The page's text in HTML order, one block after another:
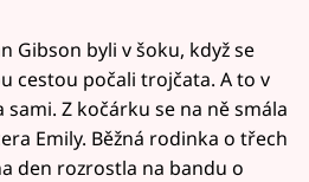
Gibson byli v šoku, když se
cestou počali trojčata. A to v
Z kočárku se na ně smála
Emily. Běžná rodinka o třech
den rozrostla na bandu o